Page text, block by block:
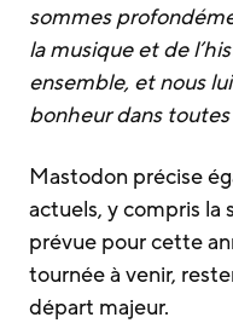
sommes
la musique et de
ensemble, et nous
bonheur dans
Mastodon précise
actuels, y compris la
prévue pour cette
tournée à venir,
départ majeur.